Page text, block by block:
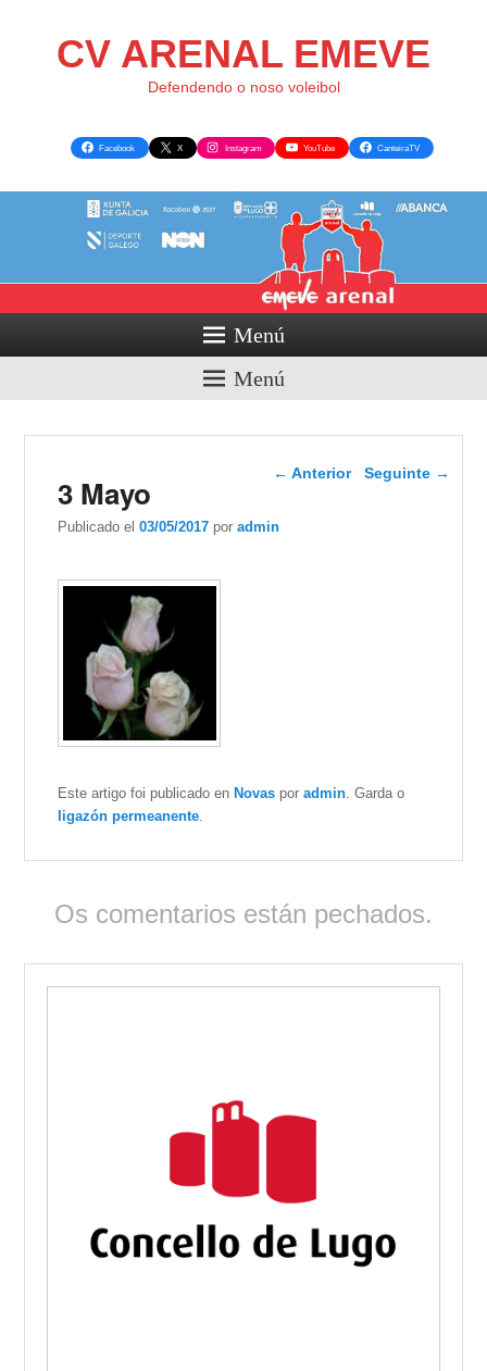
CV ARENAL EMEVE
Defendendo o noso voleibol
Facebook X Instagram YouTube CanteiraTV
Menú
Menú
Navegador de artigos
← Anterior Seguinte →
3 Mayo
Publicado el03/05/2017 poradmin
Este artigo foi publicado enNovas poradmin . Garda o
ligazón permeanente
Os comentarios están pechados.